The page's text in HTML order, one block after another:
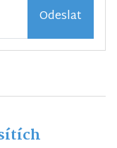
Odeslat